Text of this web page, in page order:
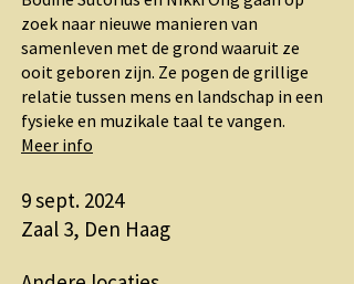
zoek naar nieuwe manieren van
samenleven met de grond waaruit ze
ooit geboren zijn. Ze pogen de grillige
relatie tussen mens en landschap in een
fysieke en muzikale taal te vangen.
Meer info
9 sept. 2024
Zaal 3, Den Haag